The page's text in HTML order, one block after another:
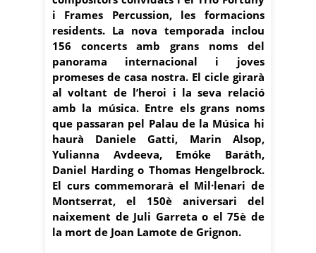
i Frames Percussion, les formacions
residents. La nova temporada inclou
156 concerts amb grans noms del
panorama internacional i joves
promeses de casa nostra. El cicle girarà
al voltant de l’heroi i la seva relació
amb la música. Entre els grans noms
que passaran pel Palau de la Música hi
haurà Daniele Gatti, Marin Alsop,
Yulianna Avdeeva, Emóke Baráth,
Daniel Harding o Thomas Hengelbrock.
El curs commemorarà el Mil·lenari de
Montserrat, el 150è aniversari del
naixement de Juli Garreta o el 75è de
la mort de Joan Lamote de Grignon.